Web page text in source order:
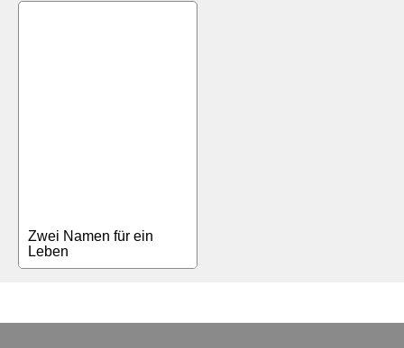
Zwei Namen für ein
Leben